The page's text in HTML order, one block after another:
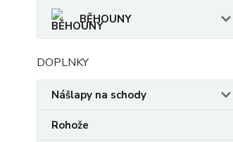
BĚHOUNY
DOPLNKY
Nášlapy na schody
Rohože